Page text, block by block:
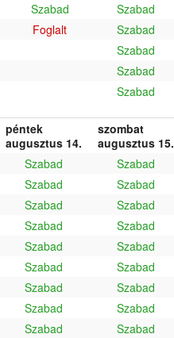
Szabad Szabad
Foglalt Szabad
Szabad
Szabad
Szabad
péntek
augusztus 14.
szombat
augusztus 15.
Szabad Szabad
Szabad Szabad
Szabad Szabad
Szabad Szabad
Szabad Szabad
Szabad Szabad
Szabad Szabad
Szabad Szabad
Szabad Szabad